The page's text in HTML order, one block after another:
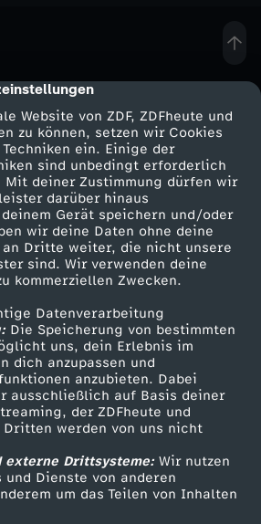
Website von ZDF, ZDFheute und
zu können, setzen wir Cookies
ein. Einige der
sind unbedingt erforderlich
Mit deiner Zustimmung dürfen wir
darüber hinaus
Gerät speichern und/oder
wir deine Daten ohne deine
Dritte weiter, die nicht unsere
sind. Wir verwenden deine
kommerziellen Zwecken.
Datenverarbeitung
Die Speicherung von bestimmten
uns, dein Erlebnis im
dich anzupassen und
anzubieten. Dabei
ausschließlich auf Basis deiner
der ZDFheute und
Dritten werden von uns nicht
externe Drittsysteme:Wir nutzen
und Dienste von anderen
um das Teilen von Inhalten
Service
ZDFmitreden
Kontakt zum ZDF
Tickets
Zuschauerservice
Hilfe